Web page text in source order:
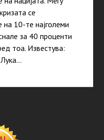
се
10-те најголеми
за 40 проценти
тоа. Известува: